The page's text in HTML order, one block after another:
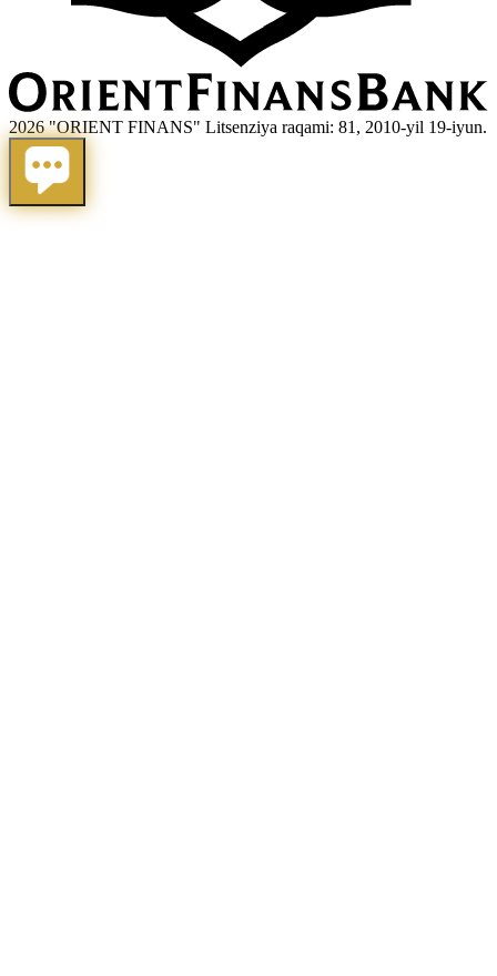
2026 "ORIENT FINANS" Litsenziya raqami: 81, 2010-yil 19-iyun.